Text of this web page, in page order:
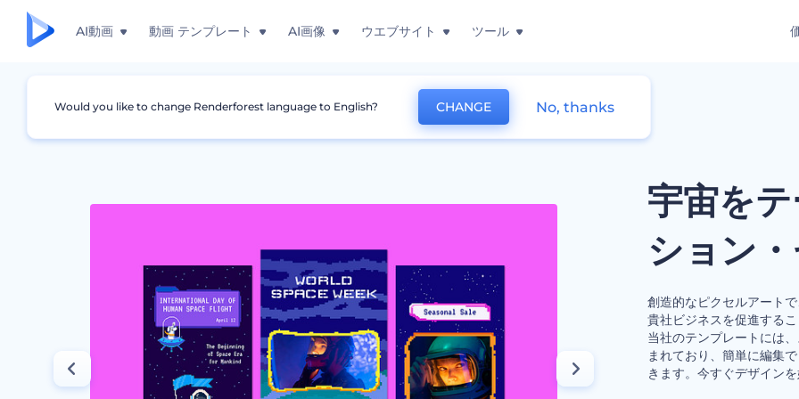
AI動画 動画 テンプレート AI画像 ウエブサイト ツール
グラフィック インスタグラム・ストーリー 宇宙をテーマにしたプロモーション・セット
宇宙を
ション
創造的なピクセルアート
貴社ビジネスを促進する
当社のテンプレートには
まれており、簡単に編集
きます。今すぐデザイン
Would you like to change Renderforest language to English? CHANGE No, thanks